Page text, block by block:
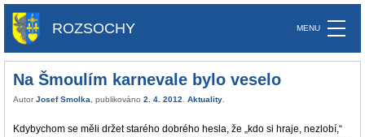
ROZSOCHY
Na Šmoulím karnevale bylo veselo
Autor Josef Smolka , publikováno 2. 4. 2012 Aktuality
Kdybychom se měli držet starého dobrého hesla, že „kdo si hraje, nezlobí,“